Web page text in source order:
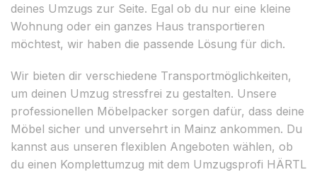
deines Umzugs zur Seite. Egal ob du nur eine kleine
Wohnung oder ein ganzes Haus transportieren
möchtest, wir haben die passende Lösung für dich.
Wir bieten dir verschiedene Transportmöglichkeiten,
um deinen Umzug stressfrei zu gestalten. Unsere
professionellen Möbelpacker sorgen dafür, dass deine
Möbel sicher und unversehrt in Mainz ankommen. Du
kannst aus unseren flexiblen Angeboten wählen, ob
du einen Komplettumzug mit dem Umzugsprofi HÄRTL